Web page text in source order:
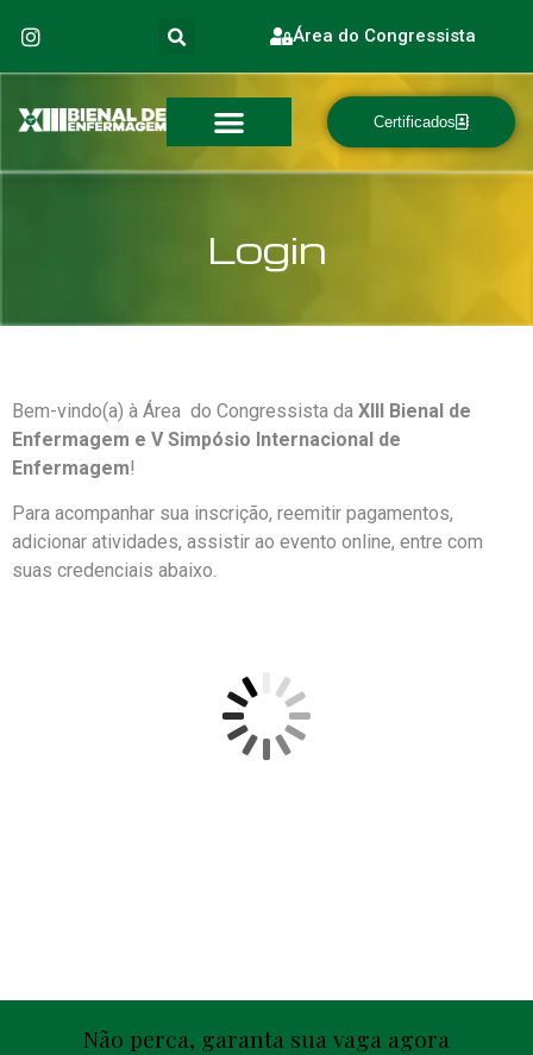
Área do Congressista
Certificados
Login
Bem-vindo(a) à Área do Congressista da XIII Bienal de
Enfermagem e V Simpósio Internacional de
Enfermagem!
Para acompanhar sua inscrição, reemitir pagamentos,
adicionar atividades, assistir ao evento online, entre com
suas credenciais abaixo.
Não perca, garanta sua vaga agora